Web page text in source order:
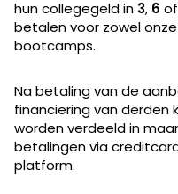
hun collegegeld in 3, 6 of
betalen voor zowel
bootcamps.
Na betaling van de
financiering van
worden verdeeld in
betalingen via
platform.